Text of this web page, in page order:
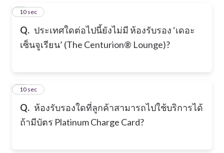
Q. ประเทศใดต่อไปนี้ยังไม่มี ห้องรับรอง ‘เดอะ
เซ็นจูเรียน’ (The Centurion® Lounge)?
310 sec
Q. ห้องรับรองใดที่ลูกค้าสามารถไปใช้บริการได้
ถ้ามีบัตร Platinum Charge Card?
410 sec